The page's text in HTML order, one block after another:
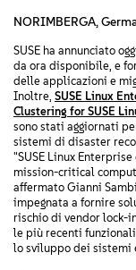
NORIMBERGA,
SUSE ha annunciato
da ora disponibile, e
delle applicazioni e
Inoltre, SUSE Linux
Clustering for SUSE
sono stati aggiornati
sistemi di disaster
"SUSE Linux
mission-critical
affermato Gianni
impegnata a fornire
rischio di vendor lock-
le più recenti
lo sviluppo dei sistemi